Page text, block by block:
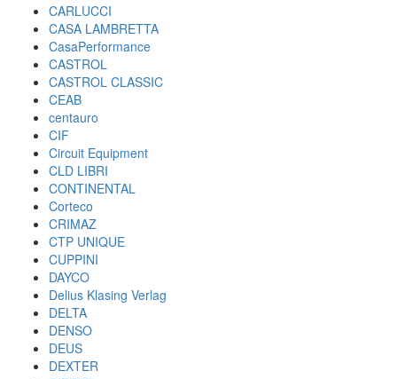
CARLUCCI
CASA LAMBRETTA
CasaPerformance
CASTROL
CASTROL CLASSIC
CEAB
centauro
CIF
Circuit Equipment
CLD LIBRI
CONTINENTAL
Corteco
CRIMAZ
CTP UNIQUE
CUPPINI
DAYCO
Delius Klasing Verlag
DELTA
DENSO
DEUS
DEXTER